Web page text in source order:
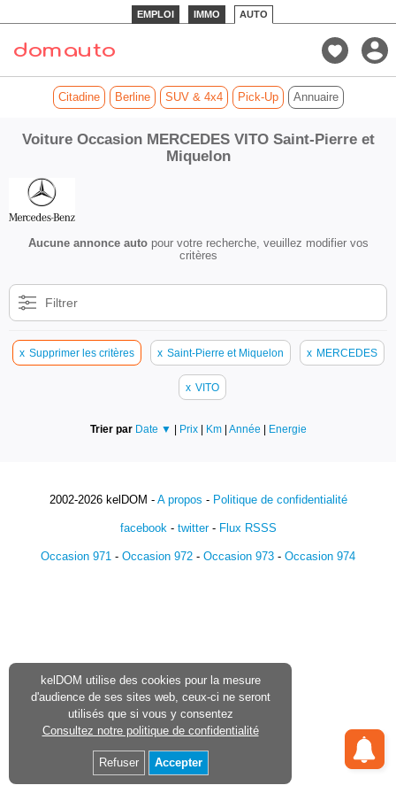
EMPLOI IMMO AUTO
Citadine Berline SUV & 4x4 Pick-Up Annuaire
Voiture Occasion MERCEDES VITO Saint-Pierre et
Miquelon
Aucune annonce autopour votre recherche, veuillez modifier vos
critères
Filtrer
x Supprimer les critères x Saint-Pierre et Miquelon x MERCEDES
x VITO
Trier par Date ▼ | Prix | Km | Année | Energie
2002-2026 kelDOM - A propos - Politique de confidentialité
facebook- twitter- Flux RSSS
Occasion 971 - Occasion 972 - Occasion 973 - Occasion 974
kelDOM utilise des cookies pour la mesure
d'audience de ses sites web, ceux-ci ne seront
utilisés que si vous y consentez
Consultez notre politique de confidentialité
Refuser Accepter